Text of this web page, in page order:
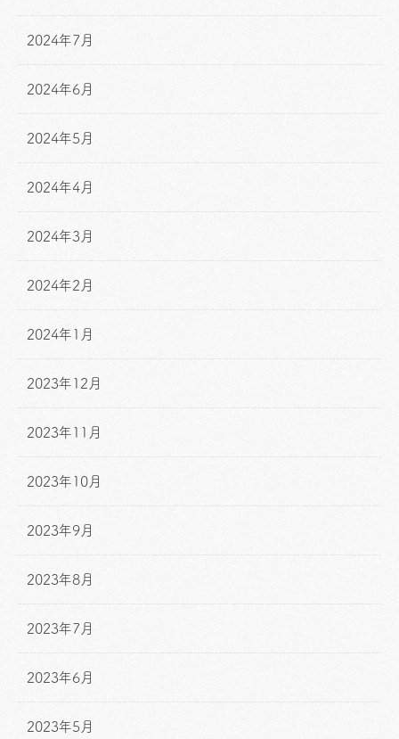
2024年7月
2024年6月
2024年5月
2024年4月
2024年3月
2024年2月
2024年1月
2023年12月
2023年11月
2023年10月
2023年9月
2023年8月
2023年7月
2023年6月
2023年5月